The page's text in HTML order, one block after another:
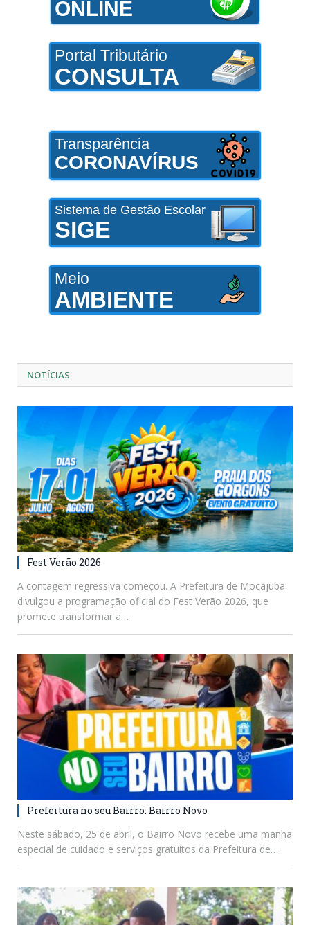
ONLINE
Portal Tributário
CONSULTA
Transparência
CORONAVÍRUS
Sistema de Gestão Escolar
SIGE
Meio
AMBIENTE
NOTÍCIAS
Fest Verão 2026
A contagem regressiva começou. A Prefeitura de Mocajuba
divulgou a programação oficial do Fest Verão 2026, que
promete transformar a…
Prefeitura no seu Bairro: Bairro Novo
Neste sábado, 25 de abril, o Bairro Novo recebe uma manhã
especial de cuidado e serviços gratuitos da Prefeitura de…